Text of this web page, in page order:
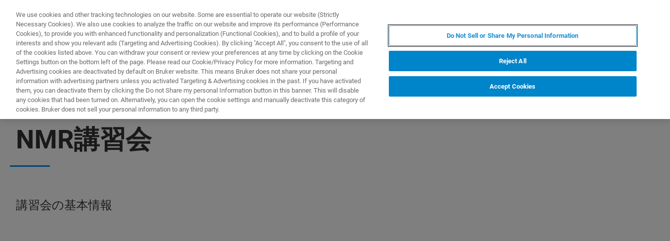
PRODUCTS & SOLUTIONS APPLICATIONS
NMR講習会
講習会の基本情報
We use cookies and other tracking technologies on our website. Some are essential to operate our website (Strictly
Necessary Cookies). We also use cookies to analyze the traffic on our website and improve its performance (Performance
Cookies), to provide you with enhanced functionality and personalization (Functional Cookies), and to build a profile of your
interests and show you relevant ads (Targeting and Advertising Cookies). By clicking "Accept All", you consent to the use of all
of the cookies listed above. You can withdraw your consent or review your preferences at any time by clicking on the Cookie
Settings button on the bottom left of the page. Please read our Cookie/Privacy Policy for more information. Targeting and
Advertising cookies are deactivated by default on Bruker website. This means Bruker does not share your personal
information with advertising partners unless you activated Targeting & Advertising cookies in the past. If you have activated
them, you can deactivate them by clicking the Do not Share my personal Information button in this banner. This will disable
any cookies that had been turned on. Alternatively, you can open the cookie settings and manually deactivate this category of
cookies. Bruker does not sell your personal information to any third party.
Do Not Sell or Share My Personal Information
Reject All
Accept Cookies